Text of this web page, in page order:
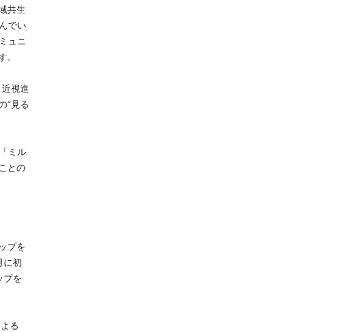
共生
でい
ュニ
視進
“見る
ミル
との
プを
に初
プを
る